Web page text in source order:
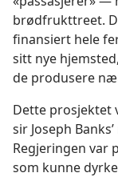
brødfrukttreet.
finansiert hele
sitt nye
de produsere
Dette prosjektet
sir Joseph
Regjeringen var
som kunne